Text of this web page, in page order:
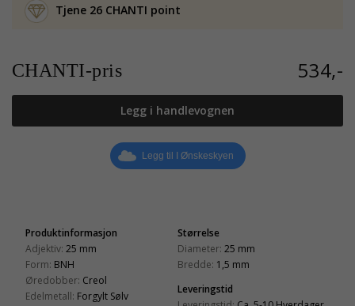
Tjene 26 CHANTI point
CHANTI-pris 534,-
Legg i handlevognen
Legg til I Ønskeskyen
Produktinformasjon
Adjektiv: 25 mm
Form: BNH
Øredobber: Creol
Edelmetall: Forgylt Sølv
Størrelse
Diameter: 25 mm
Bredde: 1,5 mm
Leveringstid